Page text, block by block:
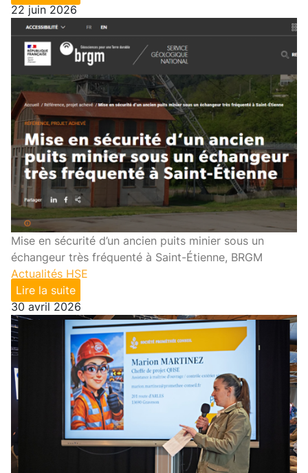
22 juin 2026
Mise en sécurité d’un ancien puits minier sous un
échangeur très fréquenté à Saint-Étienne, BRGM
Actualités HSE
Lire la suite
30 avril 2026